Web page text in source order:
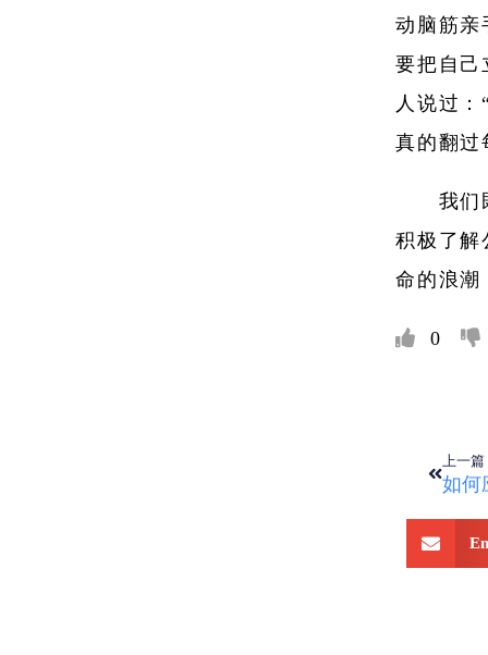
动脑筋亲
要把自己
人说过
真的翻过
我们
积极了解
命的浪潮
0
上一篇